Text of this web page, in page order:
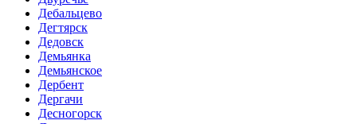
Дебальцево
Дегтярск
Дедовск
Демьянка
Демьянское
Дербент
Дергачи
Десногорск